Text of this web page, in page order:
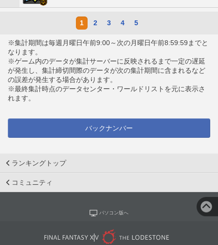
1 2 3 4 5
※集計期間は毎週月曜日午前9:00～次の月曜日午前8:59:59までと
なります。
※ゲーム内のデータが集計サーバーに反映されるまで一定の遅延
が発生し、集計締切間際のデータが次の集計期間に含まれるなど
の誤差が発生する場合があります。
※最終集計時点のデータセンター・ワールドリストを元に表示さ
れます。
バックナンバー
ランキングトップ
コミュニティ
パソコン版へ